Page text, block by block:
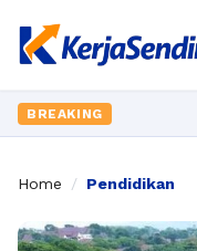
BREAKING
Home / Pendidikan